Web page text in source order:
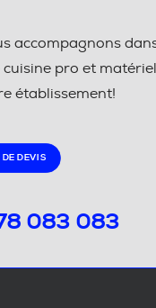
accompagnons
pro et
établissement!
DEVIS
083 083